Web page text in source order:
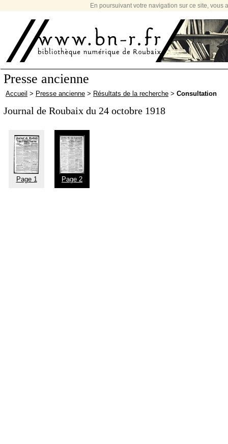
En poursuivant votre navigation sur ce site,
Presse ancienne
Accueil > Presse ancienne > Résultats de la recherche > Consultation
Journal de Roubaix du 24 octobre 1918
Page 1 Page 2